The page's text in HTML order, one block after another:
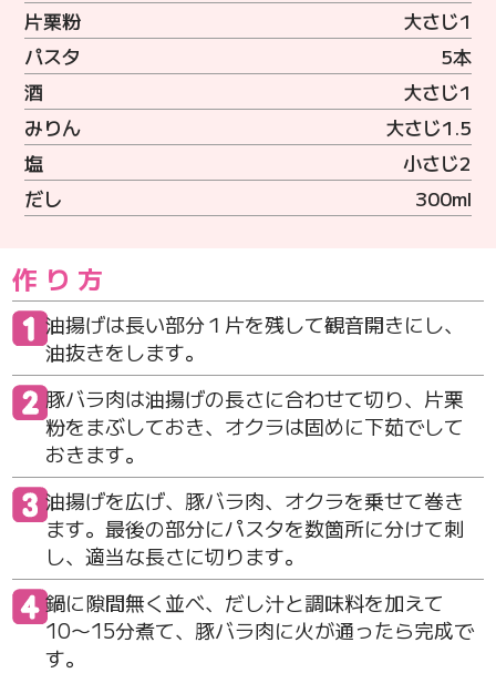
片栗粉
大さじ1
パスタ
5本
酒
大さじ1
みりん
大さじ1.5
塩
小さじ2
だし
300ml
作り方
油揚げは長い部分１片を残して観音開きにし、
油抜きをします。
豚バラ肉は油揚げの長さに合わせて切り、片栗
粉をまぶしておき、オクラは固めに下茹でして
おきます。
油揚げを広げ、豚バラ肉、オクラを乗せて巻き
ます。最後の部分にパスタを数箇所に分けて刺
し、適当な長さに切ります。
鍋に隙間無く並べ、だし汁と調味料を加えて
10〜15分煮て、豚バラ肉に火が通ったら完成で
す。